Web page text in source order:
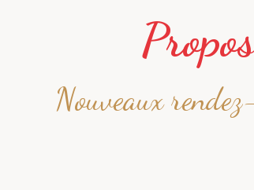
Nouveaux